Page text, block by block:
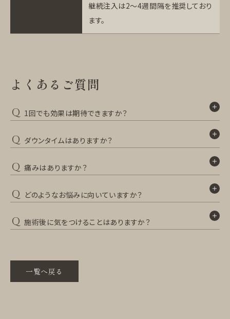
継続注入は2～4週間隔を推奨しており
ます。
よくあるご質問
Q 1回でも効果は期待できますか？
Q ダウンタイムはありますか？
Q 痛みはありますか？
Q どのようなお悩みに向いていますか？
Q 施術後に気をつけることはありますか？
一覧へ戻る